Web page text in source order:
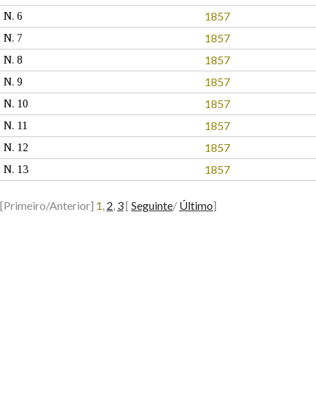
N. 6 1857
N. 7 1857
N. 8 1857
N. 9 1857
N. 10 1857
N. 11 1857
N. 12 1857
N. 13 1857
[Primeiro/Anterior] 1, 2, 3[ Seguinte/ Último]